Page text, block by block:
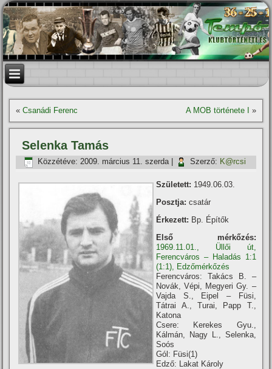
«Csanádi Ferenc A MOB története I »
Selenka Tamás
Közzétéve: 2009. március 11. szerda| Szerző: K@rcsi
Született: 1949.06.03.
Posztja: csatár
Érkezett: Bp. Épí­tők
Első mérkőzés:
1969.11.01., Üllői út,
Ferencváros – Haladás 1:1
(1:1), Edzőmérkőzés
Ferencváros: Takács B. –
Novák, Vépi, Megyeri Gy. –
Vajda S., Eipel – Füsi,
Tátrai A., Turai, Papp T.,
Katona
Csere: Kerekes Gyu.,
Kálmán, Nagy L., Selenka,
Soós
Gól: Füsi(1)
Edző: Lakat Károly